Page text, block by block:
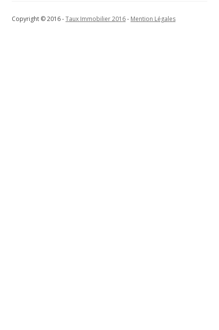
Copyright © 2016 -Taux Immobilier 2016- Mention Légales